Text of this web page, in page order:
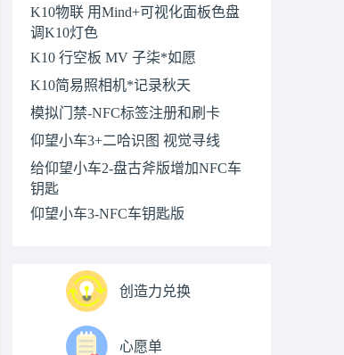
K10物联 用Mind+可视化面板色盘
调K10灯色
K10 行空板 MV 子柒*如愿
K10简易照相机*记录秋天
模拟门禁-NFC标签注册和刷卡
仰望小车3+二哈识图 视觉寻线
给仰望小车2-盘古斧版增加NFC车
钥匙
仰望小车3-NFC车钥匙版
创造力兑换
心愿单